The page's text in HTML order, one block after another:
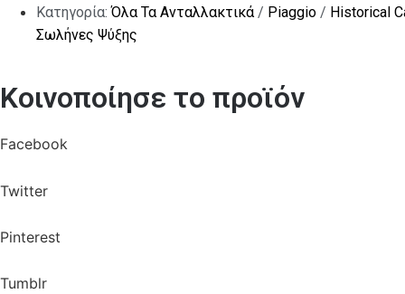
Κατηγορία:Όλα Τα Ανταλλακτικά/ Piaggio / Historical
Σωλήνες Ψύξης
Κοινοποίησε το προϊόν
Facebook
Twitter
Pinterest
Tumblr